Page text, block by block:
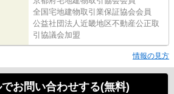
全国宅地建物取引業保証協会会員
公益社団法人近畿地区不動産公正取
引協議会加盟
情報の見方
お問い合わせする(無料)